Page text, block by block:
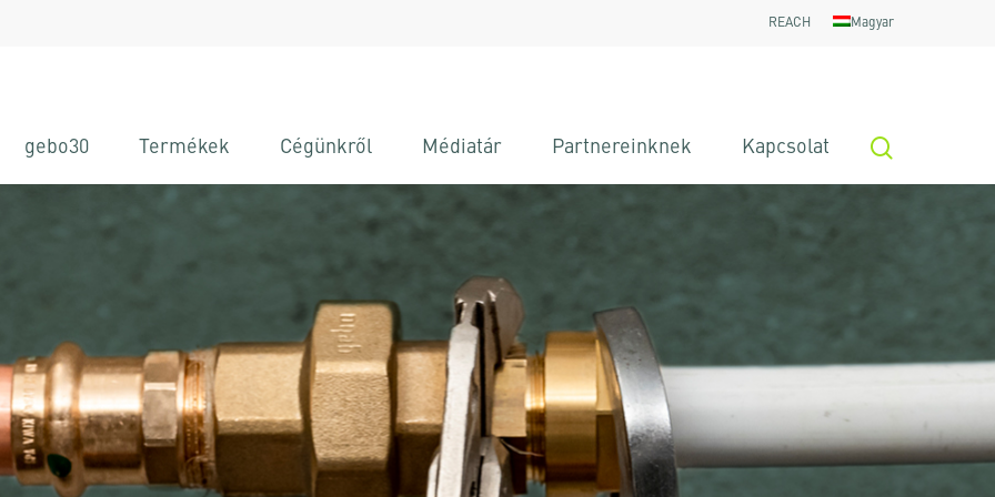
REACH Magyar
gebo30 Termékek Cégünkről Médiatár Partnereinknek Kapcsolat